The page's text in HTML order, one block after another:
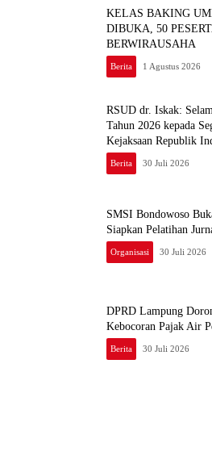
KELAS BAKING
DIBUKA, 50
BERWIRAUSAHA
Berita 1 Agustus 2026
RSUD dr. Iskak:
Tahun 2026 kepada
Kejaksaan Republik
Berita 30 Juli 2026
SMSI Bondowoso
Siapkan Pelatihan
Organisasi 30 Juli 2026
DPRD Lampung
Kebocoran Pajak Air
Berita 30 Juli 2026